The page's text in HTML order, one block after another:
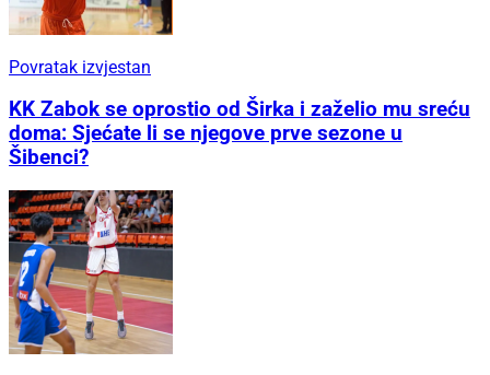
Povratak izvjestan
KK Zabok se oprostio od Širka i zaželio mu sreću
doma: Sjećate li se njegove prve sezone u
Šibenci?